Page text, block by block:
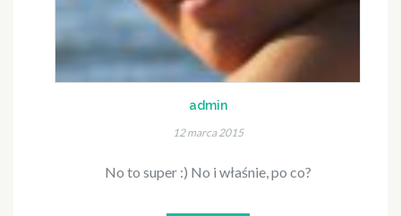
admin
12 marca 2015
No to super :) No i właśnie, po co?